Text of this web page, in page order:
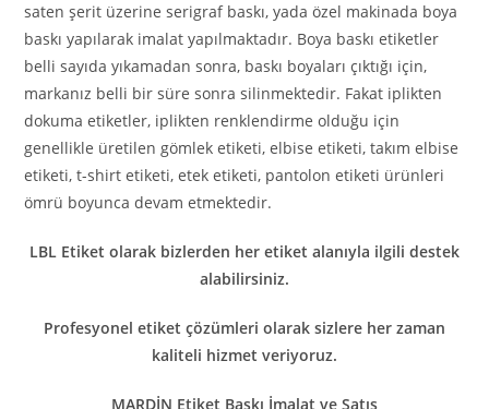
saten şerit üzerine serigraf baskı, yada özel makinada boya
baskı yapılarak imalat yapılmaktadır. Boya baskı etiketler
belli sayıda yıkamadan sonra, baskı boyaları çıktığı için,
markanız belli bir süre sonra silinmektedir. Fakat iplikten
dokuma etiketler, iplikten renklendirme olduğu için
genellikle üretilen gömlek etiketi, elbise etiketi, takım elbise
etiketi, t-shirt etiketi, etek etiketi, pantolon etiketi ürünleri
ömrü boyunca devam etmektedir.
LBL Etiket olarak bizlerden her etiket alanıyla ilgili destek
alabilirsiniz.
Profesyonel etiket çözümleri olarak sizlere her zaman
kaliteli hizmet veriyoruz.
MARDİN Etiket Baskı İmalat ve Satış